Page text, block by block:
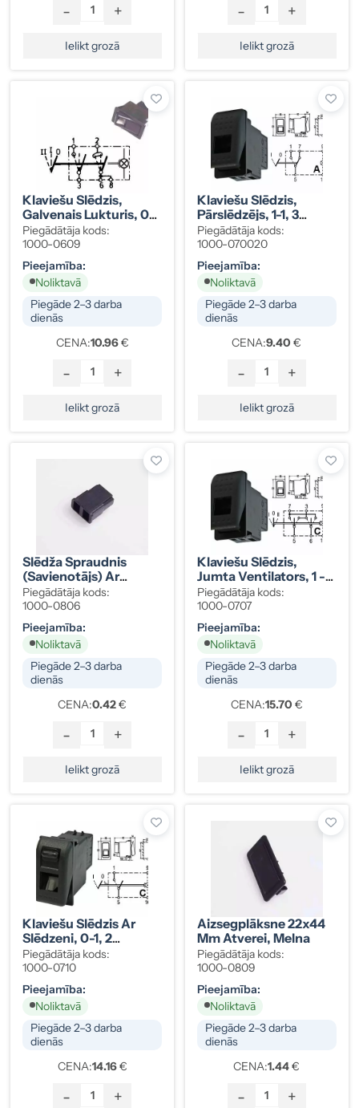
- +
Ielikt grozā
- +
Ielikt grozā
Klaviešu Slēdzis,
Galvenais Lukturis, 0-
1-2, 5 Kontakti
Piegādātāja kods:
1000-0609
Pieejamība:
Noliktavā
Piegāde 2–3 darba
dienās
CENA:10.96€
- +
Ielikt grozā
Klaviešu Slēdzis,
Pārslēdzējs, 1-1, 3
Kontakti, A Spilgta
Gaisma
Piegādātāja kods:
1000-070020
Pieejamība:
Noliktavā
Piegāde 2–3 darba
dienās
CENA:9.40 €
- +
Ielikt grozā
Slēdža Spraudnis
(savienotājs) Ar
Kontrollampiņu, 2 Poli
Piegādātāja kods:
1000-0806
Pieejamība:
Noliktavā
Piegāde 2–3 darba
dienās
CENA:0.42€
- +
Ielikt grozā
Klaviešu Slēdzis,
Jumta Ventilators, 1 -
0 - 2, Maina Polaritāti,
4 Kontakti, B
Blāva/spilgta Gaisma
Piegādātāja kods:
1000-0707
Pieejamība:
Noliktavā
Piegāde 2–3 darba
dienās
CENA:15.70 €
- +
Ielikt grozā
Klaviešu Slēdzis Ar
Slēdzeni, 0-1, 2
Kontakti, C
Blāva/spilgta Gaisma
Piegādātāja kods:
1000-0710
Pieejamība:
Noliktavā
Piegāde 2–3 darba
dienās
CENA:14.16€
- +
Aizsegplāksne 22x44
Mm Atverei, Melna
Piegādātāja kods:
1000-0809
Pieejamība:
Noliktavā
Piegāde 2–3 darba
dienās
CENA:1.44€
- +